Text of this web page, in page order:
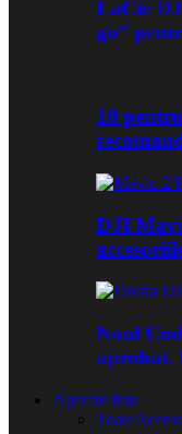
LaCie
go”
10
DJI
Noul
aprobat.
Aparate foto
Toate